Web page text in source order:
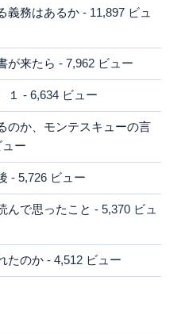
義務はあるか - 11,897 ビュ
が来たら - 7,962 ビュー
１ - 6,634 ビュー
のか、モンテスキューの言
ー
- 5,726 ビュー
んで思ったこと - 5,370 ビュ
たのか - 4,512 ビュー